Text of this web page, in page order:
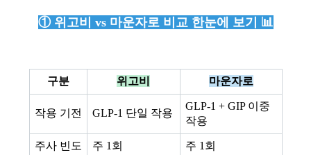
① 위고비 vs 마운자로 비교 한눈에 보기 📊
구분 위고비 마운자로
작용 기전 GLP-1 단일 작용
GLP-1 + GIP 이중
작용
주사 빈도 주 1회 주 1회